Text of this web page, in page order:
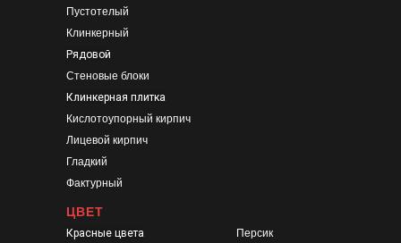
ЦВЕТ
Красные цвета
Пустотелый
Клинкерный
Рядовой
Стеновые блоки
Клинкерная плитка
Кислотоупорный кирпич
Лицевой кирпич
Гладкий
Фактурный
Персик